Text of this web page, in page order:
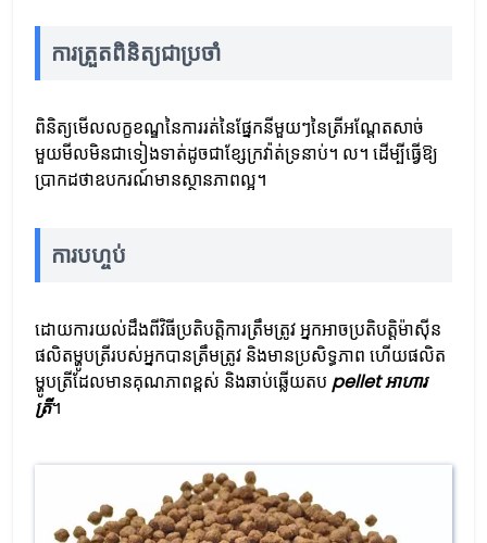
ការត្រួតពិនិត្យជាប្រចាំ
ពិនិត្យមើលលក្ខខណ្ឌនៃការរត់នៃផ្នែកនីមួយៗនៃត្រីអណ្តែតសាច់
មួយមីលមិនជាទៀងទាត់ដូចជាខ្សែក្រវ៉ាត់ទ្រនាប់។ ល។ ដើម្បីធ្វើឱ្យ
ប្រាកដថាឧបករណ៍មានស្ថានភាពល្អ។
ការបហ្ចប់
ដោយការយល់ដឹងពីវិធីប្រតិបត្តិការត្រឹមត្រូវ អ្នកអាចប្រតិបត្តិម៉ាស៊ីន
ផលិតម្ហូបត្រីរបស់អ្នកបានត្រឹមត្រូវ និងមានប្រសិទ្ធភាព ហើយផលិត
ម្ហូបត្រីដែលមានគុណភាពខ្ពស់ និងឆាប់ឆ្លើយតប pellet អាហារ
ត្រី។